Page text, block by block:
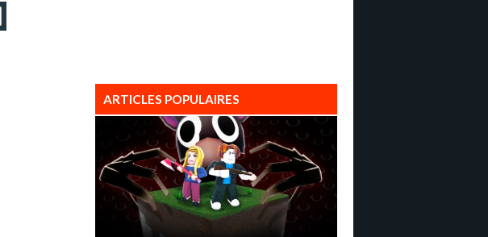
ARTICLES POPULAIRES